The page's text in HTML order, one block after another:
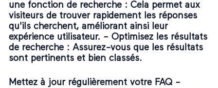
une fonction de recherche : Cela permet aux
visiteurs de trouver rapidement les réponses
qu'ils cherchent, améliorant ainsi leur
expérience utilisateur. - Optimisez les résultats
de recherche : Assurez-vous que les résultats
sont pertinents et bien classés.
Mettez à jour régulièrement votre FAQ -